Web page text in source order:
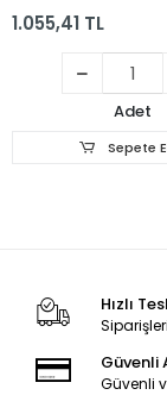
1.055,41 TL
Adet
Sepete
Hızlı
Güvenli
Güvenli